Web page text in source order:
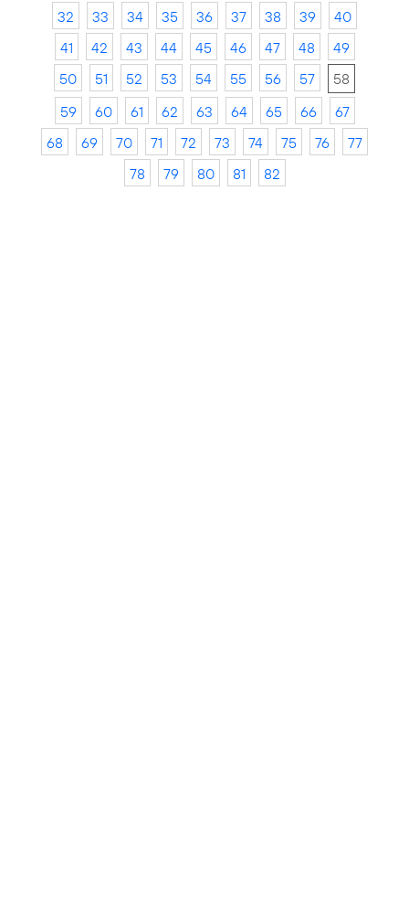
32
33 34 35 36 37 38 39
40
41
42 43 44 45 46 47 48
49
50
51 52 53 54 55 56 57
58
59
60 61 62 63 64 65 66
67
68
69 70 71 72 73 74 75 76
77
78
79 80 81 82